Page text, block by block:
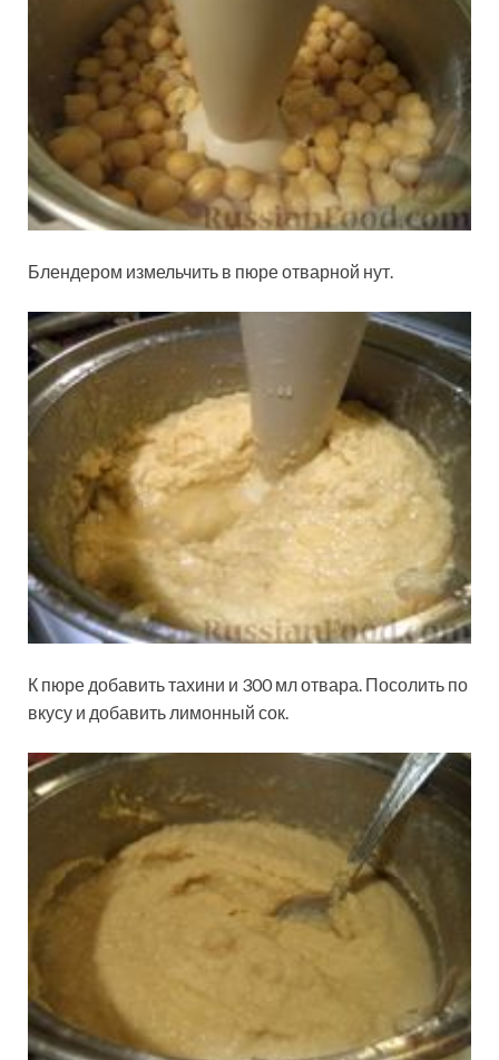
Блендером измельчить в пюре отварной нут.
К пюре добавить тахини и 300 мл отвара. Посолить по
вкусу и добавить лимонный сок.